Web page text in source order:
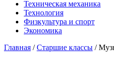
Техническая механика
Технология
Физкультура и спорт
Экономика
Главная /Старшие классы /